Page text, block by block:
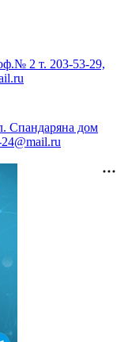
2 т. 203-53-29,
Спандаряна дом